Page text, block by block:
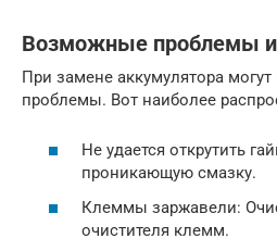
Возможные проблемы
При замене аккумулятора
проблемы. Вот наиболее
Не удается открутить
проникающую смазку.
Клеммы заржавели:
очистителя клемм.